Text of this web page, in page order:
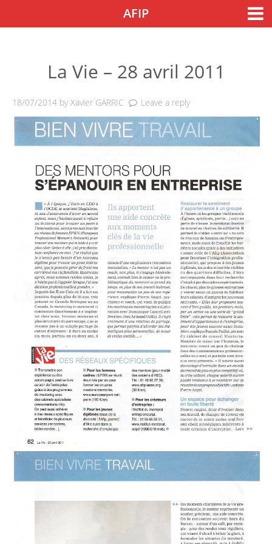
Accueil
Nos actions
Nos outils de sensibilisation
Nos colloques
Agenda
Guide de l’Afipien
Témoignages
Entreprises
Parrainage
Rencontre candidats
Formation / Conseil
Devenir partenaire
ICF – International
Collaborative Foundation
Manifeste
Diversity Lab
International Internship
Program
Nous soutenir
AFIP
La Vie – 28 avril 2011
18/07/2014 byXavier GARRIC Leave a reply